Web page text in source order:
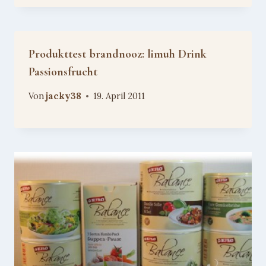
Produkttest brandnooz: limuh Drink
Passionsfrucht
Vonjacky38 19. April 2011